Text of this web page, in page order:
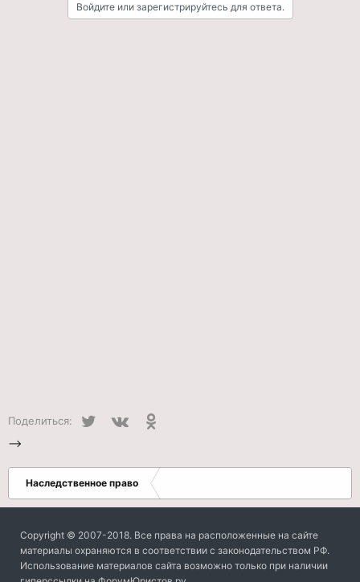
Войдите или зарегистрируйтесь для ответа.
Поделиться: Twitter
-->
Наследственное право
Copyright © 2007-2018. Все права на расположенные на сайте
материалы охраняются в соответствии с законодательством РФ.
Использование материалов сайта возможно только при наличии